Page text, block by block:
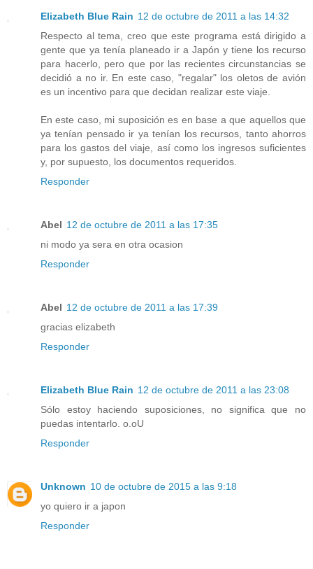
Elizabeth Blue Rain 12 de octubre de 2011 a las 14:32
Respecto al tema, creo que este programa está dirigido a
gente que ya tenía planeado ir a Japón y tiene los recurso
para hacerlo, pero que por las recientes circunstancias se
decidió a no ir. En este caso, "regalar" los oletos de avión
es un incentivo para que decidan realizar este viaje.
En este caso, mi suposición es en base a que aquellos que
ya tenían pensado ir ya tenían los recursos, tanto ahorros
para los gastos del viaje, así como los ingresos suficientes
y, por supuesto, los documentos requeridos.
Responder
Abel 12 de octubre de 2011 a las 17:35
ni modo ya sera en otra ocasion
Responder
Abel 12 de octubre de 2011 a las 17:39
gracias elizabeth
Responder
Elizabeth Blue Rain 12 de octubre de 2011 a las 23:08
Sólo estoy haciendo suposiciones, no significa que no
puedas intentarlo. o.oU
Responder
Unknown 10 de octubre de 2015 a las 9:18
yo quiero ir a japon
Responder